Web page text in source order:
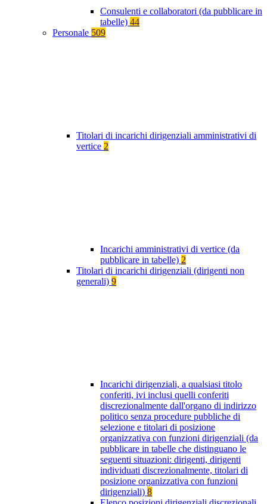
Consulenti e collaboratori (da pubblicare in
tabelle) 44
Personale 509
Titolari di incarichi dirigenziali amministrativi di
vertice 2
Incarichi amministrativi di vertice (da
pubblicare in tabelle) 2
Titolari di incarichi dirigenziali (dirigenti non
generali) 9
Incarichi dirigenziali, a qualsiasi titolo
conferiti, ivi inclusi quelli conferiti
discrezionalmente dall'organo di indirizzo
politico senza procedure pubbliche di
selezione e titolari di posizione
organizzativa con funzioni dirigenziali (da
pubblicare in tabelle che distinguano le
seguenti situazioni: dirigenti, dirigenti
individuati discrezionalmente, titolari di
posizione organizzativa con funzioni
dirigenziali) 8